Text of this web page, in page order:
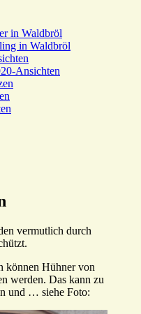
in Waldbröl
in Waldbröl
Ansichten
vermutlich durch
können Hühner von
werden. Das kann zu
und … siehe Foto: